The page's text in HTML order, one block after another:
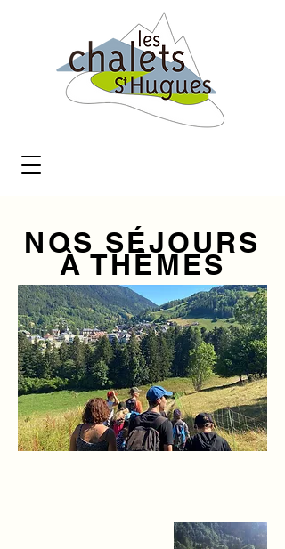
NOS SÉJOURS
À THÈMES